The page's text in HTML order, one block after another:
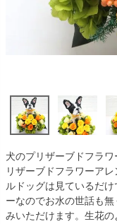
犬のプリザーブドフラ
リザーブドフラワーア
ルドッグは見ているだ
ーなのでお水の世話も
みいただけます。生花